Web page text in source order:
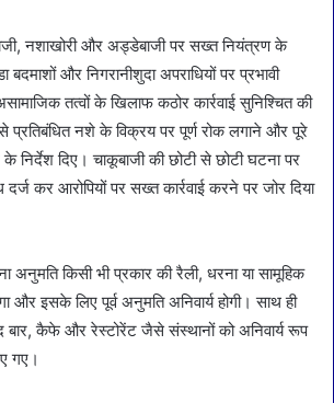
नशाखोरी और अड्डेबाजी पर सख्त नियंत्रण के
बदमाशों और निगरानीशुदा अपराधियों पर प्रभावी
तत्वों के खिलाफ कठोर कार्रवाई सुनिश्चित की
प्रतिबंधित नशे के विक्रय पर पूर्ण रोक लगाने और पूरे
निर्देश दिए। चाकूबाजी की छोटी से छोटी घटना पर
कर आरोपियों पर सख्त कार्रवाई करने पर जोर दिया
अनुमति किसी भी प्रकार की रैली, धरना या सामूहिक
और इसके लिए पूर्व अनुमति अनिवार्य होगी। साथ ही
बार, कैफे और रेस्टोरेंट जैसे संस्थानों को अनिवार्य रूप
गए।